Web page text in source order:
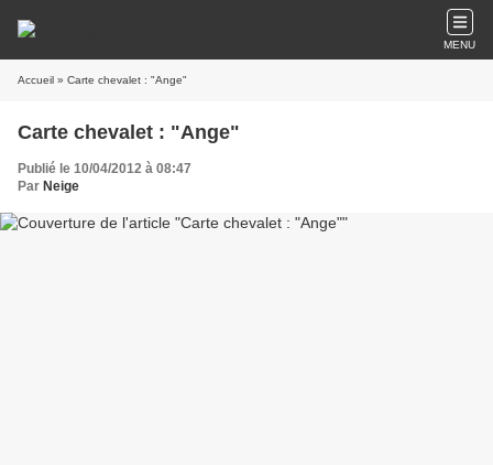
MENU
Accueil » Carte chevalet : "Ange"
Carte chevalet : "Ange"
Publié le 10/04/2012 à 08:47
Par Neige